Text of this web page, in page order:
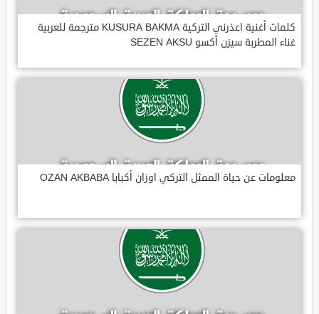
كلمات أغنية اعذرني التركية KUSURA BAKMA مترجمة للعربية
غناء المطربة سيزن أكسو SEZEN AKSU
معلومات عن حياة الممثل التركي اوزان أكبابا OZAN AKBABA